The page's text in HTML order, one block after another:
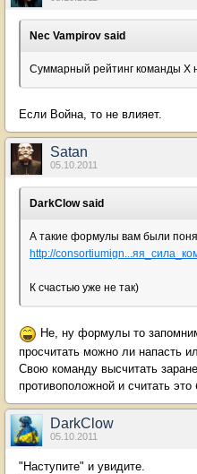
Nec Vampirov said
Суммарный рейтинг команды X
Если Война, то не влияет.
Sаtan
05.10.2011
DarkClow said
А такие формулы вам были
http://
К счастью уже не так)
Не, ну формулы то
просчитать можно ли напасть
Свою команду высчитать
противоположной и считать это
DarkClow
05.10.2011
"Наступите" и увидите.